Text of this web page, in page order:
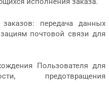
передача данных
почтовой связи для
Пользователя для
предотвращения